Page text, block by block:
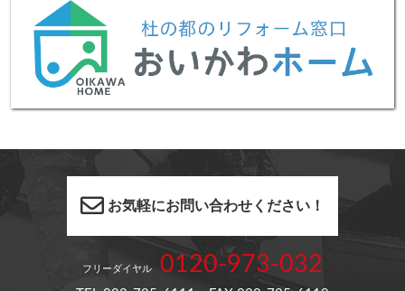
お気軽にお問い合わせください！
フリーダイヤル 0120-973-032